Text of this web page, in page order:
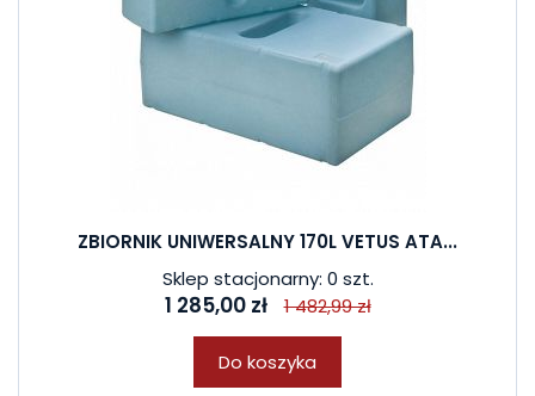
ZBIORNIK UNIWERSALNY 170L VETUS ATA...
Sklep stacjonarny: 0 szt.
1 285,00 zł 1 482,99 zł
Do koszyka